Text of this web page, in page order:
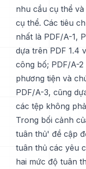
nhu cầu cụ thể
cụ thể. Các tiêu
nhất là PDF/A-1,
dựa trên PDF 1.4
công bố; PDF/A-
phương tiện và
PDF/A-3, cũng
các tệp không
Trong bối cảnh
tuân thủ' đề cập
tuân thủ các yêu
hai mức độ tuân